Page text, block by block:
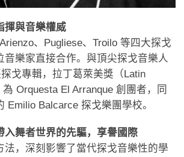
揮與音樂權威
、Pugliese、Troilo 等四大探戈
音樂家直接合作。與頂尖探戈音樂人
戈專輯，拉丁葛萊美獎（Latin
Orquesta El Arranque 創團者，同
Emilio Balcarce 探戈樂團學校。
入舞者世界的先驅，享譽國際
法，深刻影響了當代探戈音樂性的學